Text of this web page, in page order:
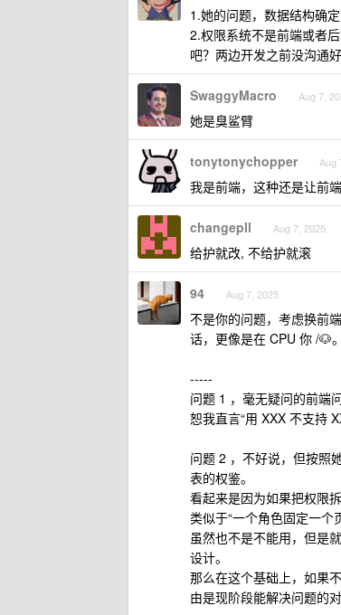
1.她的问题，数据结构确
2.权限系统不是前端或者
吧？两边开发之前没沟通好
SwaggyMacro Aug 7,
她是臭鲨臂
tonytonychopper Aug
我是前端，这种还是让前
changepll Aug 7, 2025
给护就改, 不给护就滚
94 Aug 7, 2025
不是你的问题，考虑换前
话，更像是在 CPU 你 /🐶。
-----
问题 1 ，毫无疑问的前端
恕我直言“用 XXX 不支持
问题 2 ，不好说，但按照
表的权鉴。
看起来是因为如果把权限
类似于“一个角色固定一个
虽然也不是不能用，但是
设计。
那么在这个基础上，如果
由是现阶段能解决问题的